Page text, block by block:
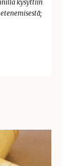
kysyttiin